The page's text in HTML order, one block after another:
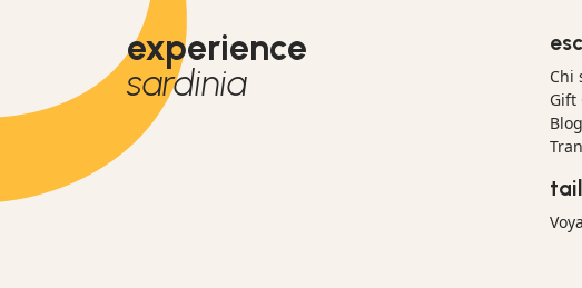
experience
sardinia
Chi
Gift
Blog